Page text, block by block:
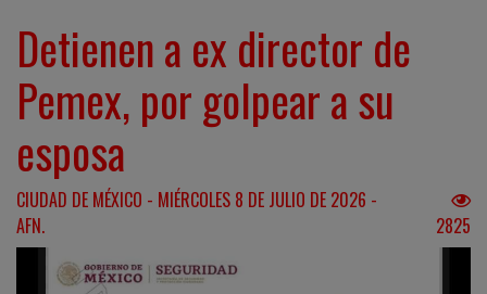
Detienen a ex director de
Pemex, por golpear a su
esposa
CIUDAD DE MÉXICO - MIÉRCOLES 8 DE JULIO DE 2026 -
AFN.
2825